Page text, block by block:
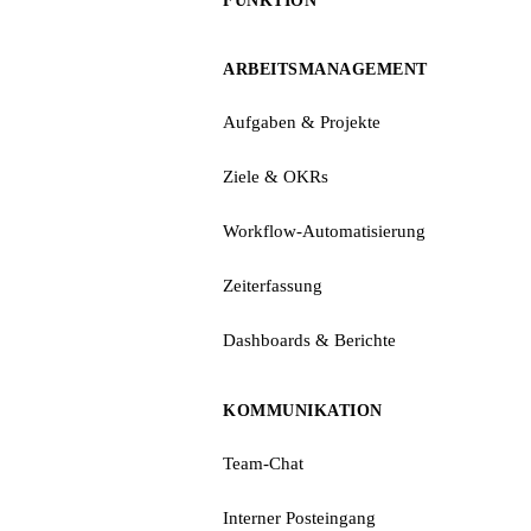
ARBEITSMANAGEMENT
Aufgaben & Projekte
Ziele & OKRs
Workflow-Automatisierung
Zeiterfassung
Dashboards & Berichte
KOMMUNIKATION
Team-Chat
Interner Posteingang